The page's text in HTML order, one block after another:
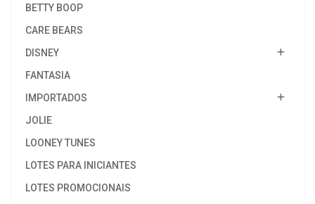
BETTY BOOP
CARE BEARS
DISNEY
FANTASIA
IMPORTADOS
JOLIE
LOONEY TUNES
LOTES PARA INICIANTES
LOTES PROMOCIONAIS